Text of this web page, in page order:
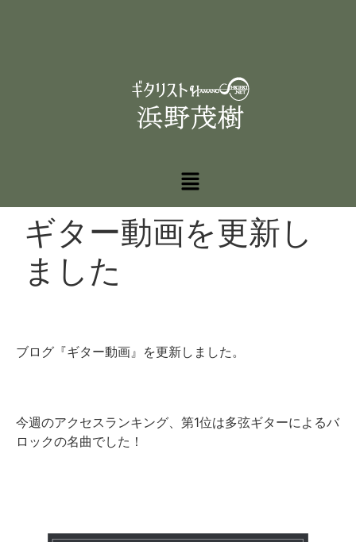
ギター動画を更新し
ました
ブログ『ギター動画』を更新しました。
今週のアクセスランキング、第1位は多弦ギターによるバ
ロックの名曲でした！